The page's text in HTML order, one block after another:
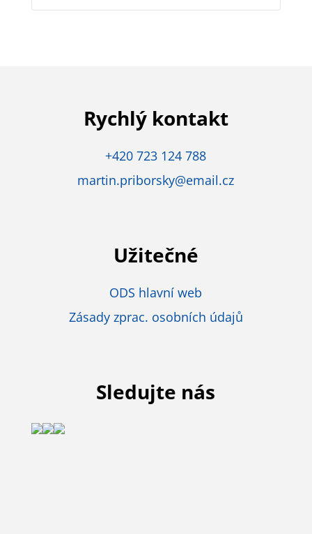
Rychlý kontakt
+420 723 124 788
martin.priborsky@email.cz
Užitečné
ODS hlavní web
Zásady zprac. osobních údajů
Sledujte nás